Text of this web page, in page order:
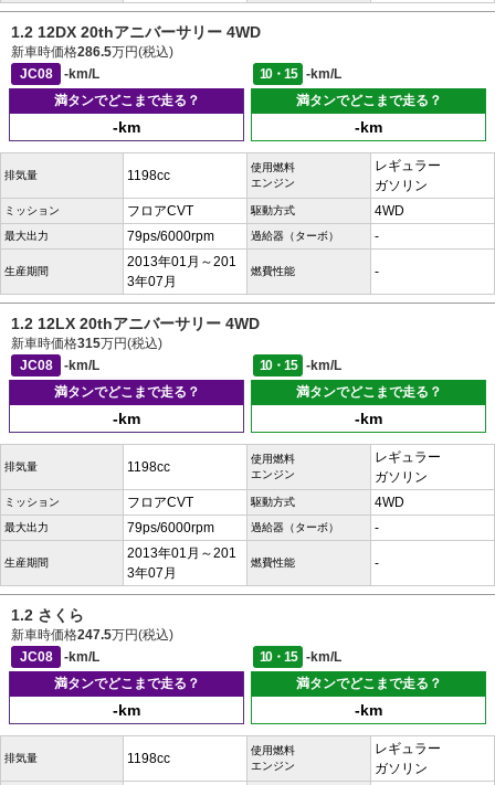
1.2 12DX 20thアニバーサリー 4WD
新車時価格286.5万円(税込)
JC08
-km/L 10・15
-km/L
満タンでどこまで走る？
-km
満タンでどこまで走る？
-km
排気量 1198cc
使用燃料
エンジン
レギュラー
ガソリン
ミッション フロアCVT 駆動方式 4WD
最大出力 79ps/6000rpm 過給器（ターボ） -
生産期間
2013年01月～201
3年07月
燃費性能 -
1.2 12LX 20thアニバーサリー 4WD
新車時価格315万円(税込)
JC08
-km/L 10・15
-km/L
満タンでどこまで走る？
-km
満タンでどこまで走る？
-km
排気量 1198cc
使用燃料
エンジン
レギュラー
ガソリン
ミッション フロアCVT 駆動方式 4WD
最大出力 79ps/6000rpm 過給器（ターボ） -
生産期間
2013年01月～201
3年07月
燃費性能 -
1.2 さくら
新車時価格247.5万円(税込)
JC08
-km/L 10・15
-km/L
満タンでどこまで走る？
-km
満タンでどこまで走る？
-km
排気量 1198cc
使用燃料
エンジン
レギュラー
ガソリン